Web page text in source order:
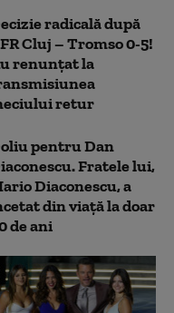
radicală după
Cluj – Tromso 0-5!
renunțat la
retur
pentru Dan
Fratele lui,
Diaconescu, a
din viață la doar
de ani